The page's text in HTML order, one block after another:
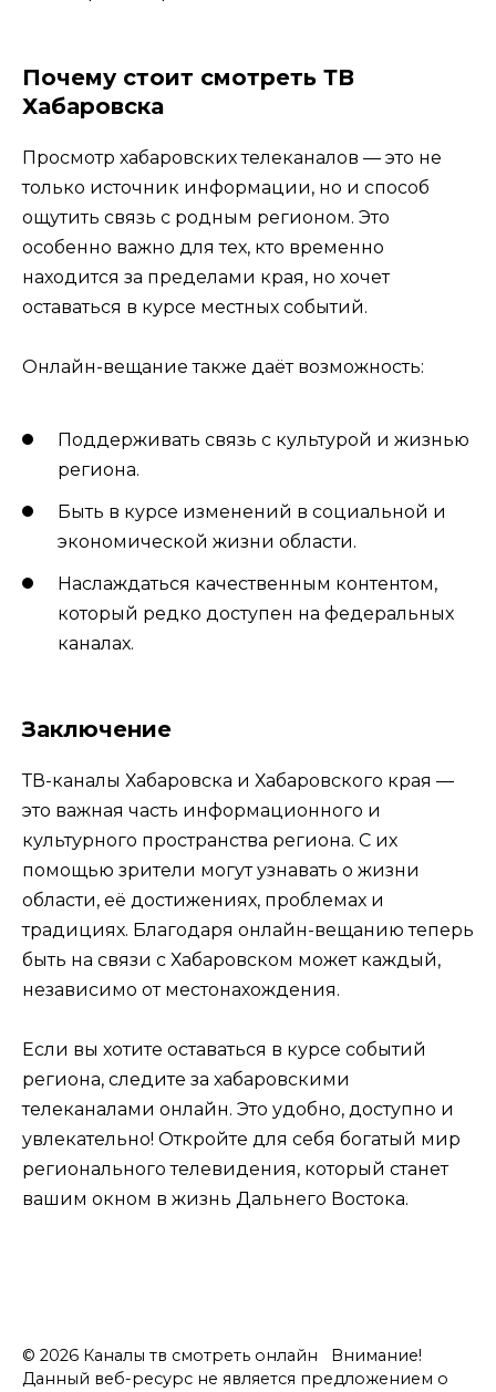
Почему стоит смотреть ТВ
Хабаровска
Просмотр хабаровских телеканалов — это не
только источник информации, но и способ
ощутить связь с родным регионом. Это
особенно важно для тех, кто временно
находится за пределами края, но хочет
оставаться в курсе местных событий.
Онлайн-вещание также даёт возможность:
Поддерживать связь с культурой и жизнью
региона.
Быть в курсе изменений в социальной и
экономической жизни области.
Наслаждаться качественным контентом,
который редко доступен на федеральных
каналах.
Заключение
ТВ-каналы Хабаровска и Хабаровского края —
это важная часть информационного и
культурного пространства региона. С их
помощью зрители могут узнавать о жизни
области, её достижениях, проблемах и
традициях. Благодаря онлайн-вещанию теперь
быть на связи с Хабаровском может каждый,
независимо от местонахождения.
Если вы хотите оставаться в курсе событий
региона, следите за хабаровскими
телеканалами онлайн. Это удобно, доступно и
увлекательно! Откройте для себя богатый мир
регионального телевидения, который станет
вашим окном в жизнь Дальнего Востока.
© 2026 Каналы тв смотреть онлайн Внимание!
Данный веб-ресурс не является предложением о